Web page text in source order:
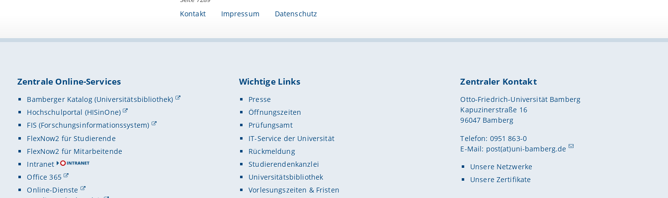
Kontakt Impressum Datenschutz
Zentrale Online-Services
Bamberger Katalog (Universitätsbibliothek)
Hochschulportal (HISinOne)
FIS (Forschungsinformationssystem)
FlexNow2 für Studierende
FlexNow2 für Mitarbeitende
Intranet
Office 365
Online-Dienste
Wichtige Links
Presse
Öffnungszeiten
Prüfungsamt
IT-Service der Universität
Rückmeldung
Studierendenkanzlei
Universitätsbibliothek
Vorlesungszeiten & Fristen
Zentraler Kontakt
Otto-Friedrich-Universität Bamberg
Kapuzinerstraße 16
96047 Bamberg
Telefon: 0951 863-0
E-Mail: post(at)uni-bamberg.de
Unsere Netzwerke
Unsere Zertifikate